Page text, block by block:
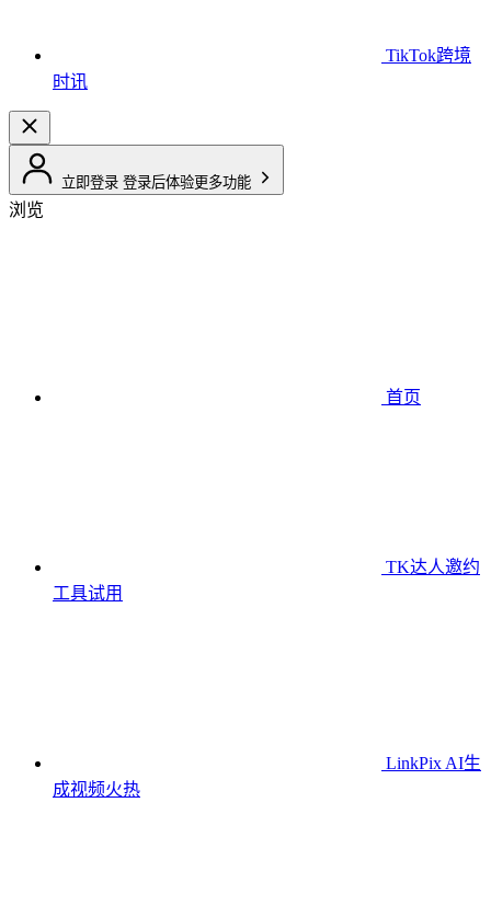
TikTok跨境
时讯
立即登录 登录后体验更多功能
浏览
首页
TK达人邀约
工具试用
LinkPix AI生
成视频火热